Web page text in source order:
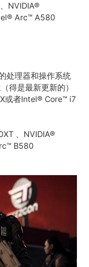
NVIDIA®
Arc™ A580
处理器和操作系统
得是最新更新的）
或者Intel® Core™ i7
、NVIDIA®
B580